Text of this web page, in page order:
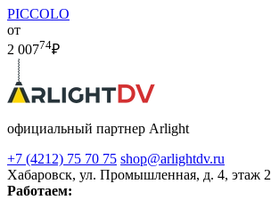
PICCOLO
от
2 00774₽
официальный партнер Arlight
+7 (4212) 75 70 75 shop@arlightdv.ru
Хабаровск, ул. Промышленная, д. 4, этаж 2
Работаем: